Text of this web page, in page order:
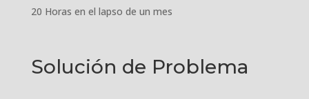
20 Horas en el lapso de un mes
Solución de Problema